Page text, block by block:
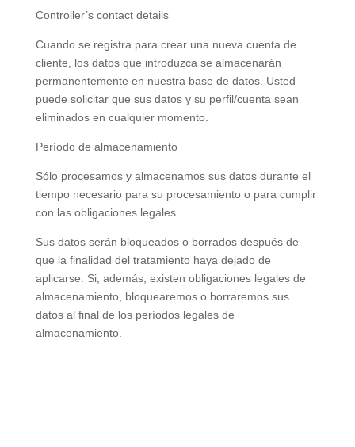
Controller’s contact details
Cuando se registra para crear una nueva cuenta de
cliente, los datos que introduzca se almacenarán
permanentemente en nuestra base de datos. Usted
puede solicitar que sus datos y su perfil/cuenta sean
eliminados en cualquier momento.
Período de almacenamiento
Sólo procesamos y almacenamos sus datos durante el
tiempo necesario para su procesamiento o para cumplir
con las obligaciones legales.
Sus datos serán bloqueados o borrados después de
que la finalidad del tratamiento haya dejado de
aplicarse. Si, además, existen obligaciones legales de
almacenamiento, bloquearemos o borraremos sus
datos al final de los períodos legales de
almacenamiento.